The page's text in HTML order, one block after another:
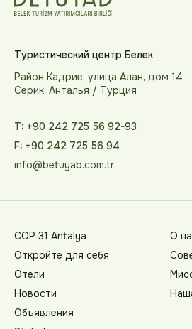
Туристический центр Белек
Район Кадрие, улица Алан, дом 14
Серик, Анталья / Турция
T: +90 242 725 56 92-93
F: +90 242 725 56 94
info@betuyab.com.tr
COP 31 Antalya
Откройте для себя
Отели
Новости
Объявления
О